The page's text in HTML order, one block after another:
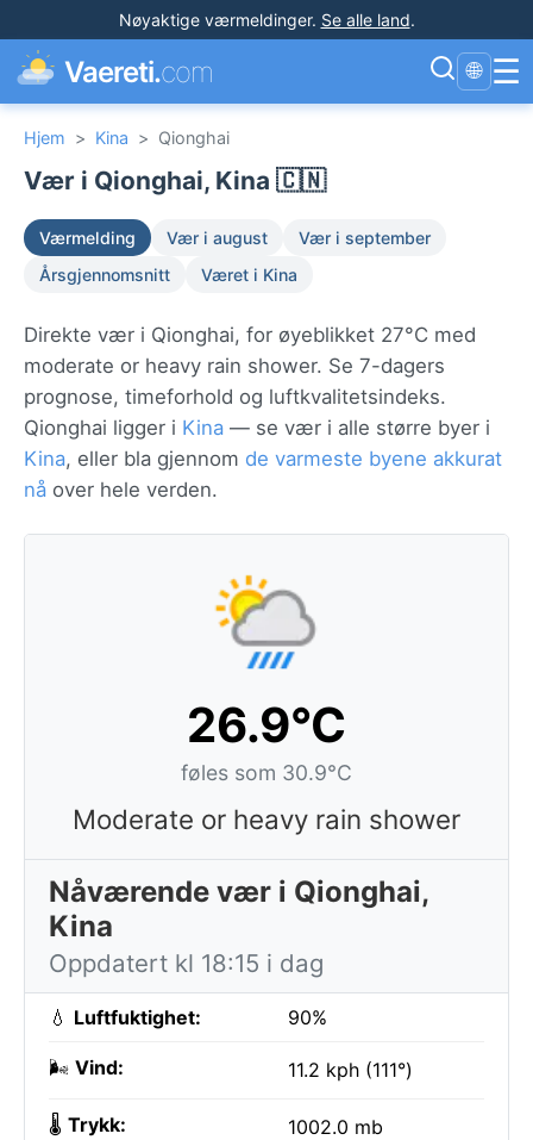
Nøyaktige værmeldinger. Se alle land.
Vaereti.com 🌐 ☰
Hjem > Kina > Qionghai
Vær i Qionghai, Kina 🇨🇳
Værmelding Vær i august
Vær i september
Årsgjennomsnitt
Været i Kina
Direkte vær i Qionghai, for øyeblikket 27°C med
moderate or heavy rain shower. Se 7-dagers
prognose, timeforhold og luftkvalitetsindeks.
Qionghai ligger i Kina — se vær i alle større byer i
Kina, eller bla gjennom de varmeste byene akkurat
nå over hele verden.
26.9°C
føles som 30.9°C
Moderate or heavy rain shower
Nåværende vær i Qionghai,
Kina
Oppdatert kl 18:15 i dag
💧 Luftfuktighet: 90%
🌬️ Vind: 11.2 kph (111°)
🌡️ Trykk: 1002.0 mb